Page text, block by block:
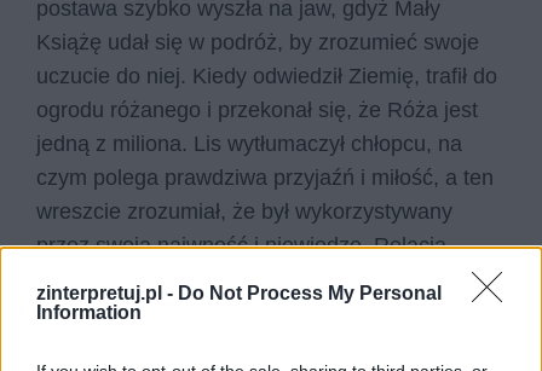
zinterpretuj.pl - Do Not Process My Personal
Information
postawa szybko wyszła na jaw, gdyż Mały
Książę udał się w podróż, by zrozumieć swoje
uczucie do niej. Kiedy odwiedził Ziemię, trafił do
ogrodu różanego i przekonał się, że Róża jest
jedną z miliona. Lis wytłumaczył chłopcu, na
czym polega prawdziwa przyjaźń i miłość, a ten
wreszcie zrozumiał, że był wykorzystywany
przez swoją naiwność i niewiedzę. Relacja
Księcia z Różą była jednostronna, oparta na
nieszczerości i wykorzystywaniu jednej strony